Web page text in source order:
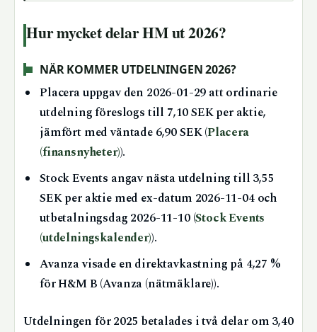
Hur mycket delar HM ut 2026?
NÄR KOMMER UTDELNINGEN 2026?
Placera uppgav den 2026-01-29 att ordinarie
utdelning föreslogs till 7,10 SEK per aktie,
jämfört med väntade 6,90 SEK (Placera
(finansnyheter)).
Stock Events angav nästa utdelning till 3,55
SEK per aktie med ex-datum 2026-11-04 och
utbetalningsdag 2026-11-10 (Stock Events
(utdelningskalender)).
Avanza visade en direktavkastning på 4,27 %
för H&M B (Avanza (nätmäklare)).
Utdelningen för 2025 betalades i två delar om 3,40